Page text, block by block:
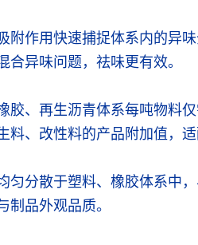
附作用快速捕捉体系内的异
异味问题，祛味更有效。
、再生沥青体系每吨物料
、改性料的产品附加值，
分散于塑料、橡胶体系中
品外观品质。